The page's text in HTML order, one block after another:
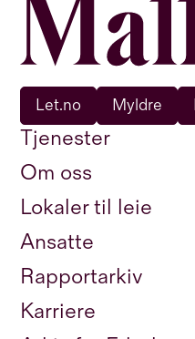
Tjenester
Om oss
Lokaler til leie
Ansatte
Rapportarkiv
Karriere
Let.no Myldre